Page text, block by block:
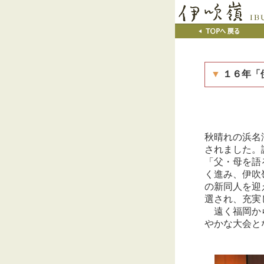
▼ １６年
秋晴れの浜名
されました
「父・母を
く進み、伊
の新同人を迎
選され、充実
遠く福岡か
やかな大会と